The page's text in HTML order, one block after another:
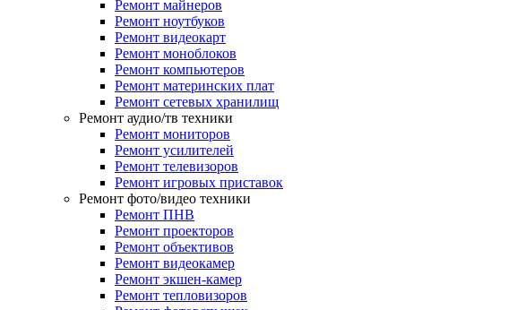
Ремонт майнеров
Ремонт ноутбуков
Ремонт видеокарт
Ремонт моноблоков
Ремонт компьютеров
Ремонт материнских плат
Ремонт сетевых хранилищ
Ремонт аудио/тв техники
Ремонт мониторов
Ремонт усилителей
Ремонт телевизоров
Ремонт игровых приставок
Ремонт фото/видео техники
Ремонт ПНВ
Ремонт проекторов
Ремонт объективов
Ремонт видеокамер
Ремонт экшен-камер
Ремонт тепловизоров